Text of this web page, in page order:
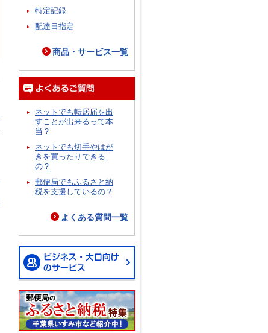
特定記録
配達日指定
商品・サービス一覧
ネットでも転居届を出
すことが出来るって本
当？
ネットでも切手やはが
きを買ったりできる
の？
郵便局でもふるさと納
税を支援しているの？
よくある質問一覧